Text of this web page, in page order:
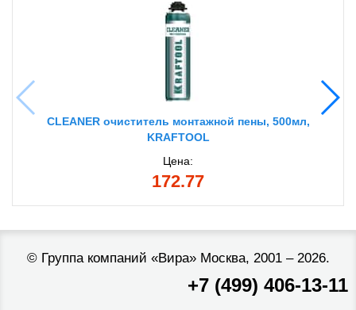
CLEANER очиститель монтажной пены, 500мл,
KRAFTOOL
Цена:
172.77
© Группа компаний «Вира»Москва, 2001 – 2026.
+7 (499) 406-13-11